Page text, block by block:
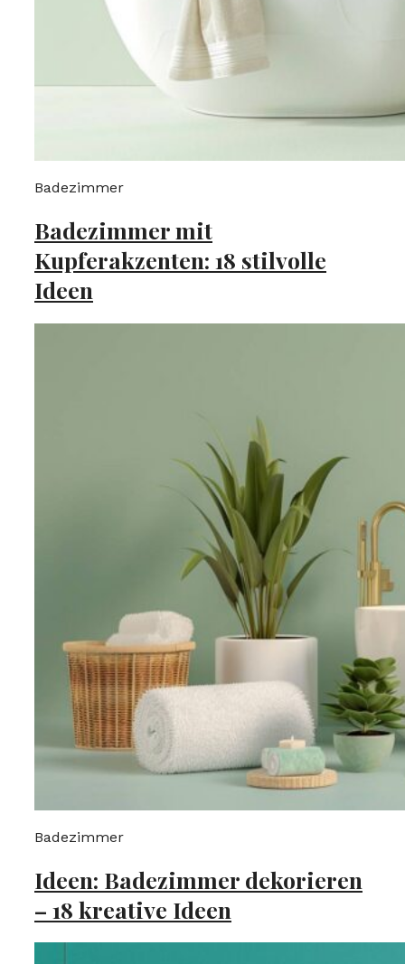
Badezimmer
Badezimmer mit
Kupferakzenten: 18 stilvolle
Ideen
Badezimmer
Ideen: Badezimmer dekorieren
– 18 kreative Ideen